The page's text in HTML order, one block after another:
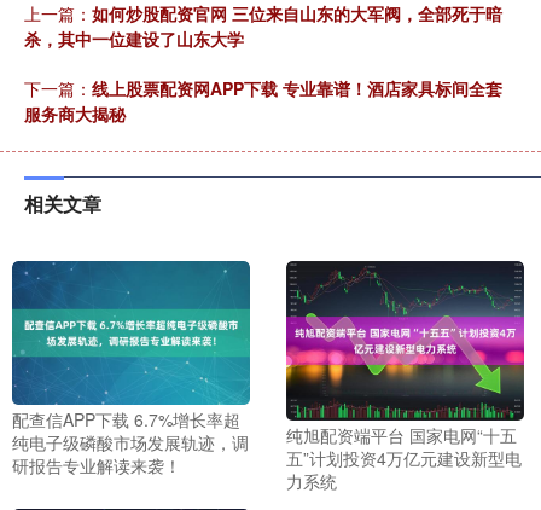
上一篇： 如何炒股配资官网 三位来自山东的大军阀，全部死于暗
杀，其中一位建设了山东大学
下一篇： 线上股票配资网APP下载 专业靠谱！酒店家具标间全套
服务商大揭秘
相关文章
配查信APP下载 6.7%增长率超
纯电子级磷酸市场发展轨迹，调
研报告专业解读来袭！
纯旭配资端平台 国家电网“十五
五”计划投资4万亿元建设新型电
力系统